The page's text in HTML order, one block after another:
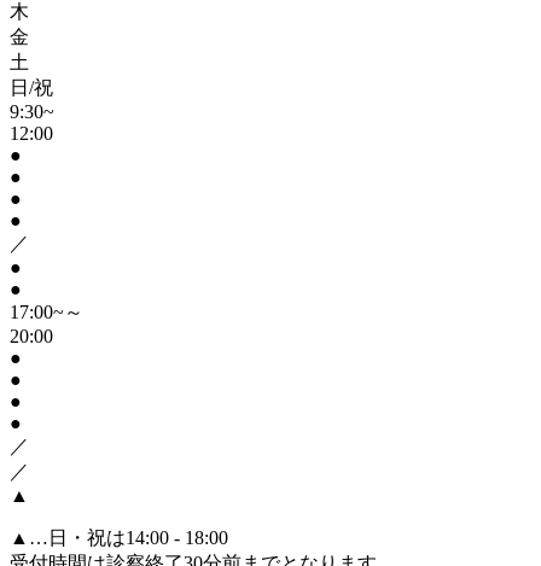
木
金
土
日/祝
9:30~
12:00
●
●
●
●
／
●
●
17:00~～
20:00
●
●
●
●
／
／
▲
▲ …日・祝は14:00 - 18:00